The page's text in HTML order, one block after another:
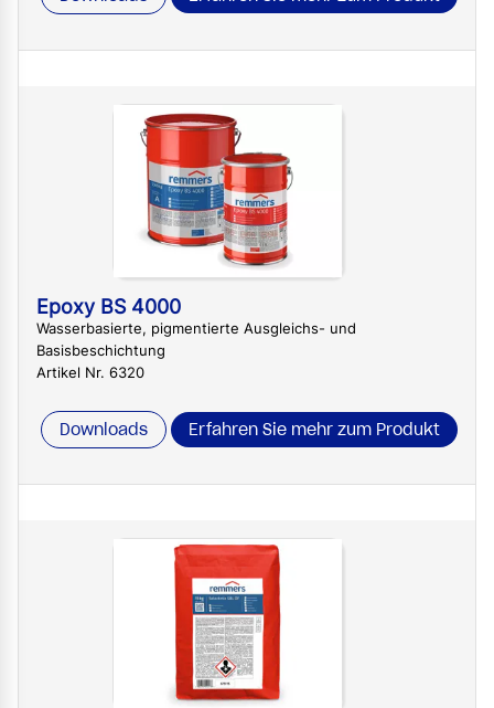
Epoxy BS 4000
Wasserbasierte, pigmentierte Ausgleichs- und
Basisbeschichtung
Artikel Nr. 6320
Downloads Erfahren Sie mehr zum Produkt